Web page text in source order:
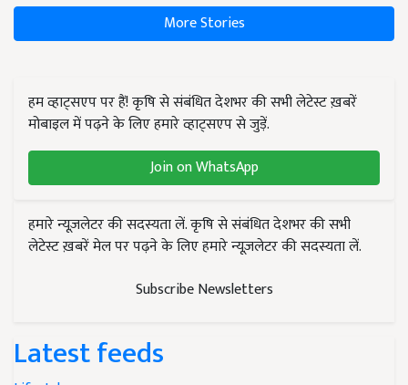
More Stories
हम व्हाट्सएप पर हैं! कृषि से संबंधित देशभर की सभी लेटेस्ट ख़बरें
मोबाइल में पढ़ने के लिए हमारे व्हाट्सएप से जुड़ें.
Join on WhatsApp
हमारे न्यूज़लेटर की सदस्यता लें. कृषि से संबंधित देशभर की सभी
लेटेस्ट ख़बरें मेल पर पढ़ने के लिए हमारे न्यूज़लेटर की सदस्यता लें.
Subscribe Newsletters
Latest feeds